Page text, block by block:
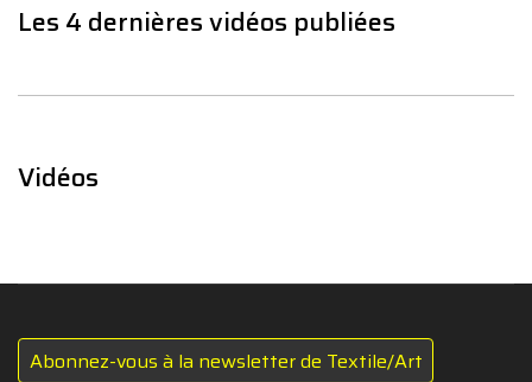
Les 4 dernières vidéos publiées
Vidéos
Abonnez-vous à la newsletter de Textile/Art